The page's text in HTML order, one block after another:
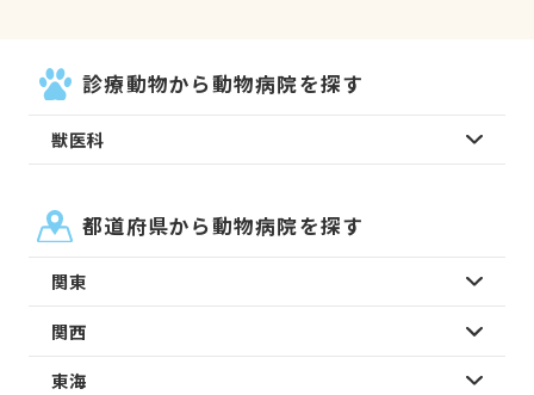
診療動物から動物病院を探す
獣医科
都道府県から動物病院を探す
関東
関西
東海